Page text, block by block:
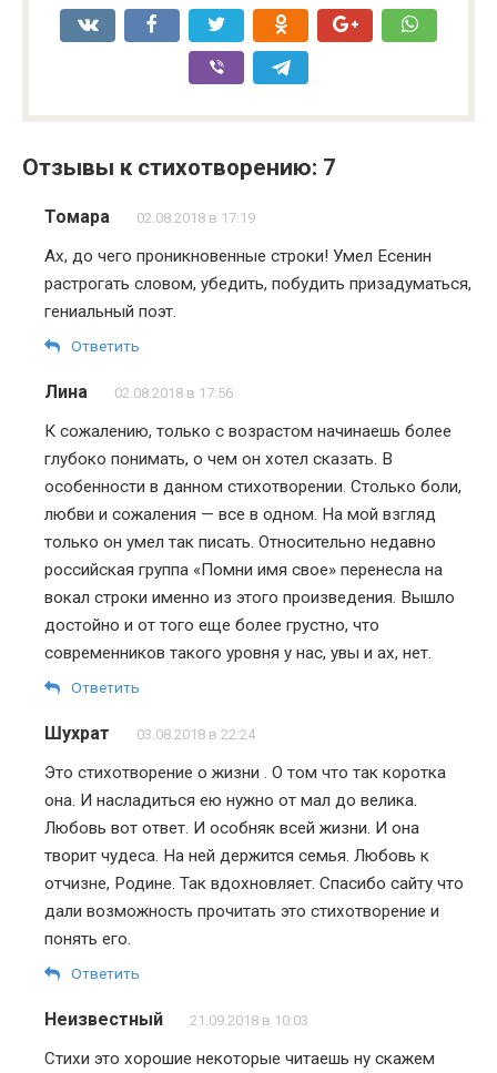
Отзывы к стихотворению: 7
Томара 02.08.2018 в 17:19
Ах, до чего проникновенные строки! Умел Есенин
растрогать словом, убедить, побудить призадуматься,
гениальный поэт.
Ответить
Лина 02.08.2018 в 17:56
К сожалению, только с возрастом начинаешь более
глубоко понимать, о чем он хотел сказать. В
особенности в данном стихотворении. Столько боли,
любви и сожаления — все в одном. На мой взгляд
только он умел так писать. Относительно недавно
российская группа «Помни имя свое» перенесла на
вокал строки именно из этого произведения. Вышло
достойно и от того еще более грустно, что
современников такого уровня у нас, увы и ах, нет.
Ответить
Шухрат 03.08.2018 в 22:24
Это стихотворение о жизни . О том что так коротка
она. И насладиться ею нужно от мал до велика.
Любовь вот ответ. И особняк всей жизни. И она
творит чудеса. На ней держится семья. Любовь к
отчизне, Родине. Так вдохновляет. Спасибо сайту что
дали возможность прочитать это стихотворение и
понять его.
Ответить
Неизвестный 21.09.2018 в 10:03
Стихи это хорошие некоторые читаешь ну скажем